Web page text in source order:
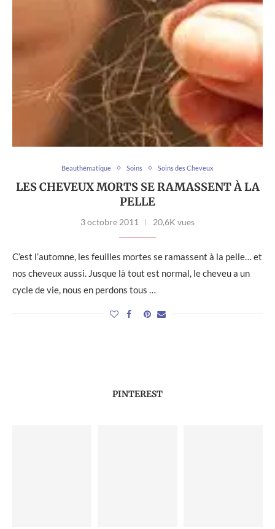
Beauthématique Soins Soins des Cheveux
LES CHEVEUX MORTS SE RAMASSENT À LA
PELLE
3 octobre 2011 20,6K vues
C’est l’automne, les feuilles mortes se ramassent à la pelle… et
nos cheveux aussi. Jusque là tout est normal, le cheveu a un
cycle de vie, nous en perdons tous …
PINTEREST